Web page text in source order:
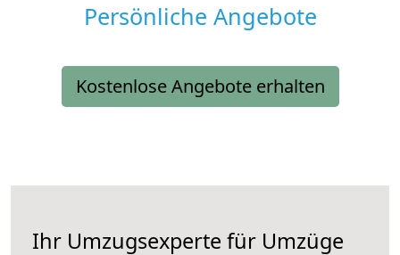
Persönliche Angebote
Kostenlose Angebote erhalten
Ihr Umzugsexperte für Umzüge